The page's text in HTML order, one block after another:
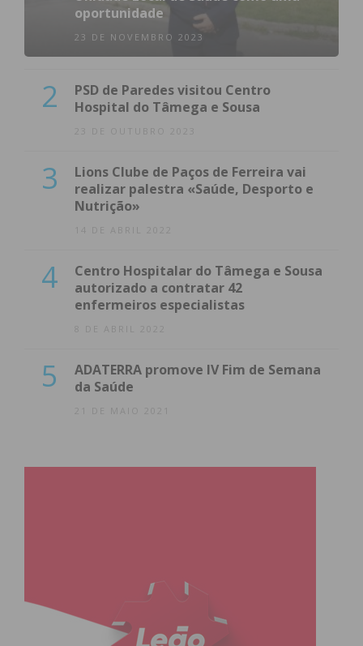
atualizada.
Eu li e concordo com os
oportunidade
23 DE NOVEMBRO 2023
2
PSD de Paredes visitou Centro
Hospital do Tâmega e Sousa
23 DE OUTUBRO 2023
3
Lions Clube de Paços de Ferreira vai
realizar palestra «Saúde, Desporto e
Nutrição»
14 DE ABRIL 2022
4
Centro Hospitalar do Tâmega e Sousa
autorizado a contratar 42
enfermeiros especialistas
8 DE ABRIL 2022
5
ADATERRA promove IV Fim de Semana
da Saúde
21 DE MAIO 2021